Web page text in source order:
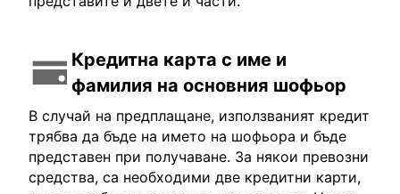
Кредитна карта с име и
фамилия на основния шофьор
В случай на предплащане, използваният кредит
трябва да бъде на името на шофьора и бъде
представен при получаване. За някои превозни
средства, са необходими две кредитни карти,